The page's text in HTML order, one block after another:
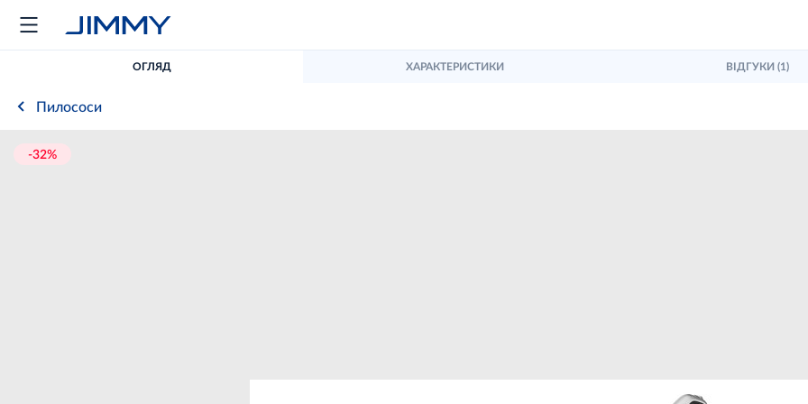
ОГЛЯД ХАРАКТЕРИСТИКИ ВІДГУКИ (1)
Пилососи
-32%